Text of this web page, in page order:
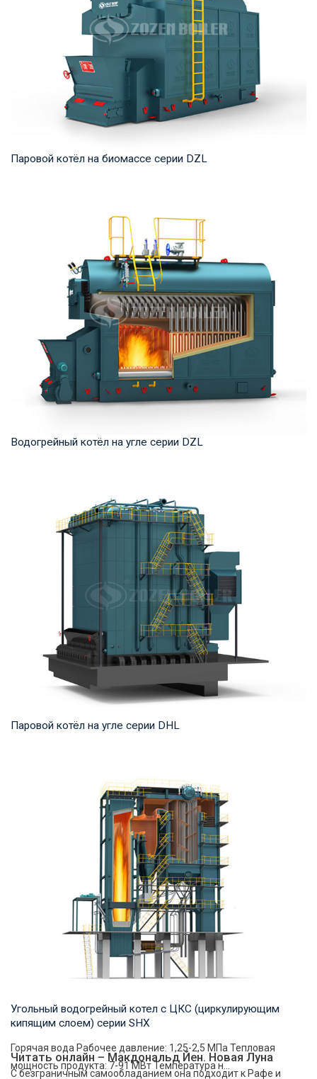
Паровой котёл на биомассе серии DZL
продукта: 2 – 20 т/ч Температура на выходе...
Водогрейный котёл на угле серии DZL
мощность продукта: 1,4 -14 МВт Температур...
Паровой котёл на угле серии DHL
продукта: 20-75 т/ч Температура на выходе...
Угольный водогрейный котел с ЦКС (циркулирующим
кипящим слоем) серии SHX
Горячая вода Рабочее давление: 1,25-2,5 МПа Тепловая
мощность продукта: 7-91 МВт Температура н...
Читать онлайн – Макдональд Йен. Новая Луна
С безграничным самообладанием она подходит к Рафе и